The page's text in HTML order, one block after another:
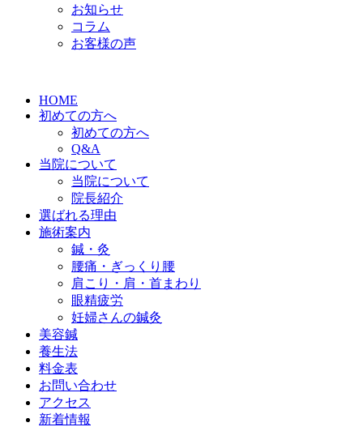
お知らせ
コラム
お客様の声
HOME
初めての方へ
初めての方へ
Q&A
当院について
当院について
院長紹介
選ばれる理由
施術案内
鍼・灸
腰痛・ぎっくり腰
肩こり・肩・首まわり
眼精疲労
妊婦さんの鍼灸
美容鍼
養生法
料金表
お問い合わせ
アクセス
新着情報